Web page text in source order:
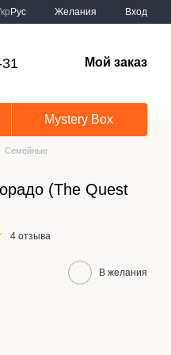
Рус Желания Вход
Мой заказ
Mystery Box
Семейные
(The Quest
4 отзыва
В желания